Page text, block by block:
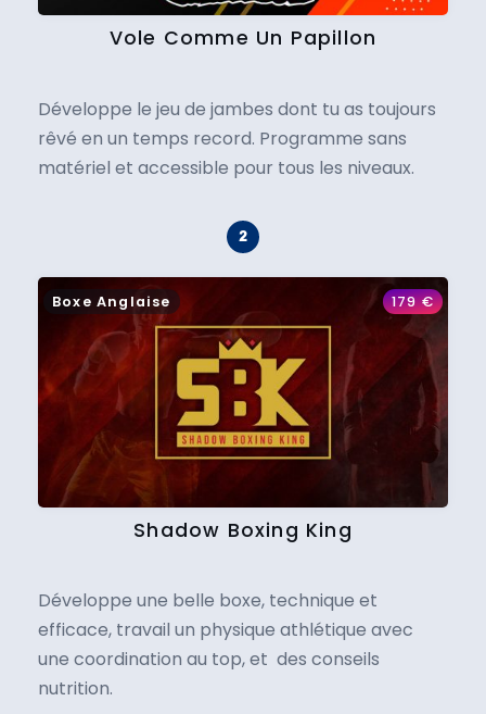
Vole Comme Un Papillon
Développe le jeu de jambes dont tu as toujours
rêvé en un temps record. Programme sans
matériel et accessible pour tous les niveaux.
Boxe Anglaise 179€
Shadow Boxing King
Développe une belle boxe, technique et
efficace, travail un physique athlétique avec
une coordination au top, et des conseils
nutrition.